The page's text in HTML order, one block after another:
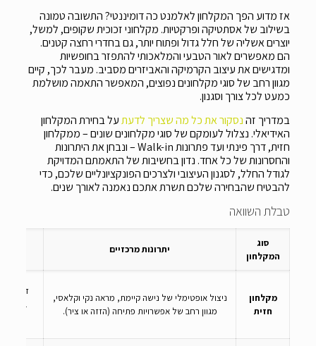
אז מדוע הפך המקלחון לאלמנט כה דומיננטי? התשובה טמונה
בשילוב של אסתטיקה ופרקטיות. מקלחוני זכוכית שקופים, למשל,
יוצרים אשליה של חלל גדול ופתוח יותר, גם בחדרי רחצה קטנים.
הם מאפשרים לאור הטבעי והמלאכותי להתפזר בחופשיות
ומדגישים את עיצוב הקרמיקה והאביזרים מסביב. מעבר לכך, קיים
מגוון רחב של סוגי מקלחונים נפוצים, המאפשר התאמה מושלמת
כמעט לכל צורך וסגנון.
במדריך זהנסקור את כל מה שצריך לדעתעל בחירת המקלחון
האידיאלי. נצלול לעומקם של סוגי מקלחונים שונים – ממקלחון
חזית, דרך פינתי ועד פתרונות Walk-in – ונבחן את היתרונות
והחסרונות של כל אחד. נדון בחשיבות של התאמתם המדויקת
לגודל החלל, לסגנון העיצובי ולצרכים הפונקציונליים שלכם, כדי
להבטיח שהבחירה שלכם תשרת אתכם נאמנה לאורך שנים.
טבלת השוואה
סוג
המקלחון
יתרונות מרכזיים
מקלחון
חזית
ניצול אופטימלי של נישה קיימת, מראה נקי וקלאסי,
מגוון רחב של אפשרויות פתיחה (הזזה או ציר).
דורש